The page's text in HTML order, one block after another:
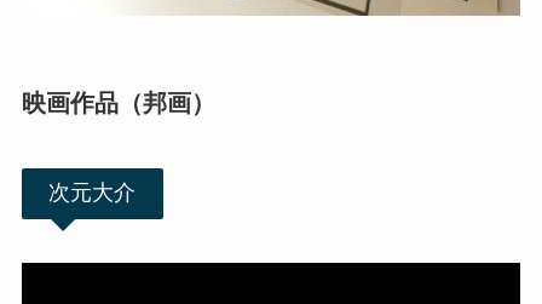
映画作品（邦画）
次元大介